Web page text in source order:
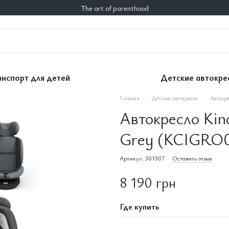
The art of parenthood
для детей Детские
Главная Детские автокресла
Автокресло
Grey
Артикул: 301307 Оставить отзыв
8 190 грн
Где купить